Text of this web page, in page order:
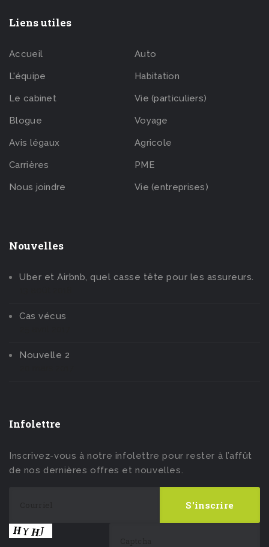
Liens utiles
Accueil
L'équipe
Le cabinet
Blogue
Avis légaux
Carrières
Nous joindre
Auto
Habitation
Vie (particuliers)
Voyage
Agricole
PME
Vie (entreprises)
Nouvelles
Uber et Airbnb, quel casse tête pour les assureurs.
Cas vécus
Nouvelle 2
Infolettre
Inscrivez-vous à notre infolettre pour rester à l’affût
de nos dernières offres et nouvelles.